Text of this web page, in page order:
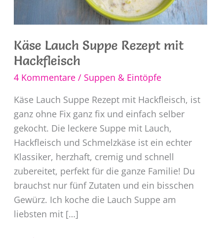
Käse Lauch Suppe Rezept mit
Hackfleisch
4 Kommentare / Suppen & Eintöpfe
Käse Lauch Suppe Rezept mit Hackfleisch, ist
ganz ohne Fix ganz fix und einfach selber
gekocht. Die leckere Suppe mit Lauch,
Hackfleisch und Schmelzkäse ist ein echter
Klassiker, herzhaft, cremig und schnell
zubereitet, perfekt für die ganze Familie! Du
brauchst nur fünf Zutaten und ein bisschen
Gewürz. Ich koche die Lauch Suppe am
liebsten mit […]